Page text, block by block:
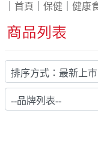
商品到貨時間
台糖產品這裡
買安心 吃放心
台糖產品 食在
全臺第1家最
首頁 保健 健康